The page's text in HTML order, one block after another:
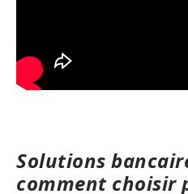
Solutions
comment choisir